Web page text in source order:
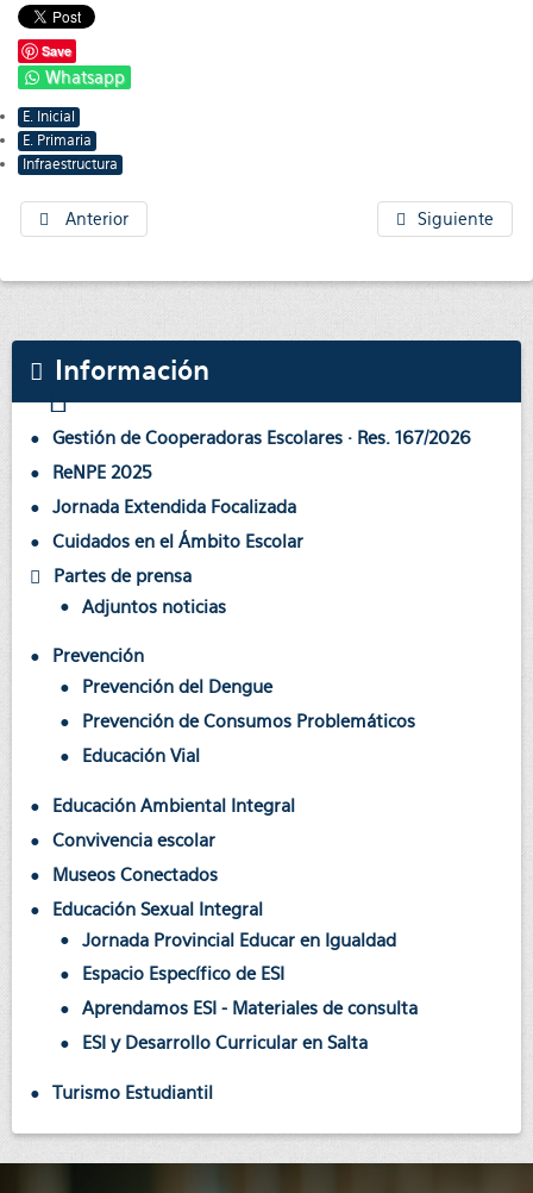
Save
Whatsapp
E. Inicial
E. Primaria
Infraestructura
Anterior Siguiente
Información
Gestión de Cooperadoras Escolares · Res. 167/2026
ReNPE 2025
Jornada Extendida Focalizada
Cuidados en el Ámbito Escolar
Partes de prensa
Adjuntos noticias
Prevención
Prevención del Dengue
Prevención de Consumos Problemáticos
Educación Vial
Educación Ambiental Integral
Convivencia escolar
Museos Conectados
Educación Sexual Integral
Jornada Provincial Educar en Igualdad
Espacio Específico de ESI
Aprendamos ESI - Materiales de consulta
ESI y Desarrollo Curricular en Salta
Turismo Estudiantil